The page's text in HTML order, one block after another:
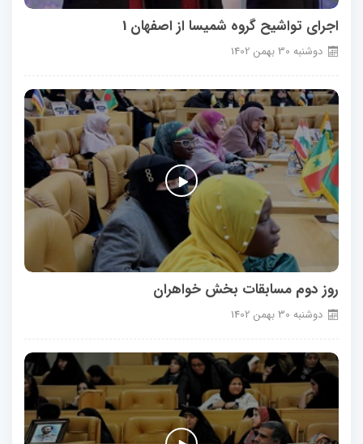
اجرای تواشیح گروه شمیسا از اصفهان 1
دوشنبه 30بهمن 1402
روز دوم مسابقات بخش خواهران
دوشنبه 30بهمن 1402